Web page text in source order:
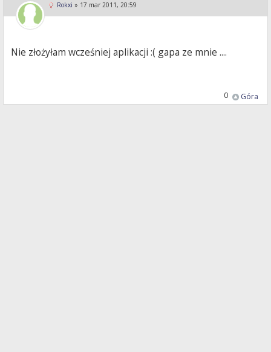
Rokxi » 17 mar 2011, 20:59
Nie złożyłam wcześniej aplikacji :( gapa ze mnie ....
Góra
0